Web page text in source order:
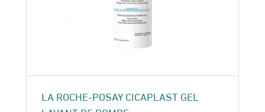
LA ROCHE-POSAY CICAPLAST GEL